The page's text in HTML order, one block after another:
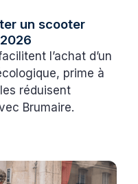
un scooter
l’achat d’un
prime à
réduisent
Brumaire.